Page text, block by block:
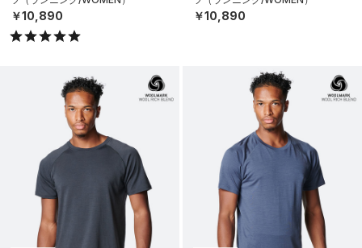
￥10,890 ￥10,890